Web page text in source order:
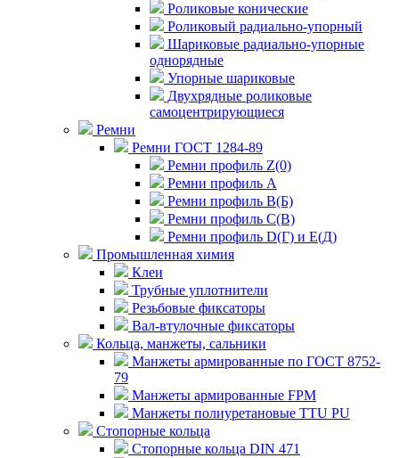
Роликовые конические
Роликовый радиально-упорный
Шариковые радиально-упорные
однорядные
Упорные шариковые
Двухрядные роликовые
самоцентрирующиеся
Ремни
Ремни ГОСТ 1284-89
Ремни профиль Z(0)
Ремни профиль А
Ремни профиль В(Б)
Ремни профиль С(В)
Ремни профиль D(Г) и E(Д)
Промышленная химия
Клеи
Трубные уплотнители
Резьбовые фиксаторы
Вал-втулочные фиксаторы
Кольца, манжеты, сальники
Манжеты армированные по ГОСТ 8752-
79
Манжеты армированные FPM
Манжеты полиуретановые TTU PU
Стопорные кольца
Стопорные кольца DIN 471